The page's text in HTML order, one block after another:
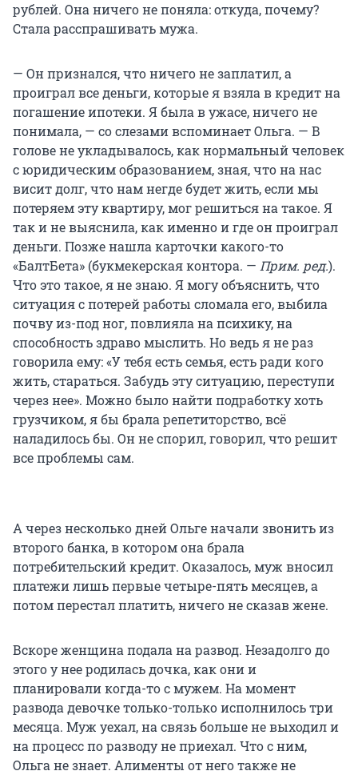
рублей. Она ничего не поняла: откуда, почему?
Стала расспрашивать мужа.
— Он признался, что ничего не заплатил, а
проиграл все деньги, которые я взяла в кредит на
погашение ипотеки. Я была в ужасе, ничего не
понимала, — со слезами вспоминает Ольга. — В
голове не укладывалось, как нормальный человек
с юридическим образованием, зная, что на нас
висит долг, что нам негде будет жить, если мы
потеряем эту квартиру, мог решиться на такое. Я
так и не выяснила, как именно и где он проиграл
деньги. Позже нашла карточки какого-то
«БалтБета» (букмекерская контора. — Прим. ред.).
Что это такое, я не знаю. Я могу объяснить, что
ситуация с потерей работы сломала его, выбила
почву из-под ног, повлияла на психику, на
способность здраво мыслить. Но ведь я не раз
говорила ему: «У тебя есть семья, есть ради кого
жить, стараться. Забудь эту ситуацию, переступи
через нее». Можно было найти подработку хоть
грузчиком, я бы брала репетиторство, всё
наладилось бы. Он не спорил, говорил, что решит
все проблемы сам.
А через несколько дней Ольге начали звонить из
второго банка, в котором она брала
потребительский кредит. Оказалось, муж вносил
платежи лишь первые четыре-пять месяцев, а
потом перестал платить, ничего не сказав жене.
Вскоре женщина подала на развод. Незадолго до
этого у нее родилась дочка, как они и
планировали когда-то с мужем. На момент
развода девочке только-только исполнилось три
месяца. Муж уехал, на связь больше не выходил и
на процесс по разводу не приехал. Что с ним,
Ольга не знает. Алименты от него также не